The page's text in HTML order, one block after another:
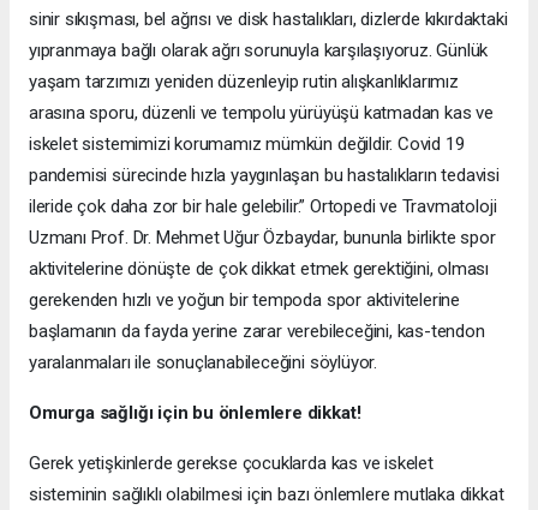
sinir sıkışması, bel ağrısı ve disk hastalıkları, dizlerde kıkırdaktaki
yıpranmaya bağlı olarak ağrı sorunuyla karşılaşıyoruz. Günlük
yaşam tarzımızı yeniden düzenleyip rutin alışkanlıklarımız
arasına sporu, düzenli ve tempolu yürüyüşü katmadan kas ve
iskelet sistemimizi korumamız mümkün değildir. Covid 19
pandemisi sürecinde hızla yaygınlaşan bu hastalıkların tedavisi
ileride çok daha zor bir hale gelebilir.” Ortopedi ve Travmatoloji
Uzmanı Prof. Dr. Mehmet Uğur Özbaydar, bununla birlikte spor
aktivitelerine dönüşte de çok dikkat etmek gerektiğini, olması
gerekenden hızlı ve yoğun bir tempoda spor aktivitelerine
başlamanın da fayda yerine zarar verebileceğini, kas-tendon
yaralanmaları ile sonuçlanabileceğini söylüyor.
Omurga sağlığı için bu önlemlere dikkat!
Gerek yetişkinlerde gerekse çocuklarda kas ve iskelet
sisteminin sağlıklı olabilmesi için bazı önlemlere mutlaka dikkat